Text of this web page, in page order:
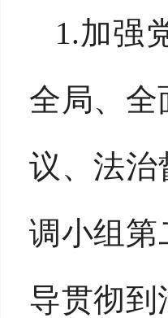
1.加强
全局、全
议、法治
调小组第
导贯彻到